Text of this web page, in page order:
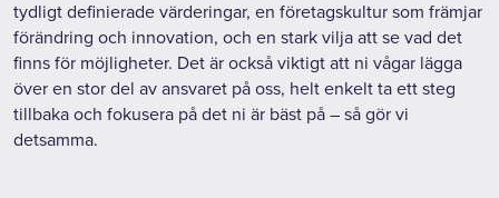
tydligt definierade värderingar, en företagskultur som främjar
förändring och innovation, och en stark vilja att se vad det
finns för möjligheter. Det är också viktigt att ni vågar lägga
över en stor del av ansvaret på oss, helt enkelt ta ett steg
tillbaka och fokusera på det ni är bäst på – så gör vi
detsamma.